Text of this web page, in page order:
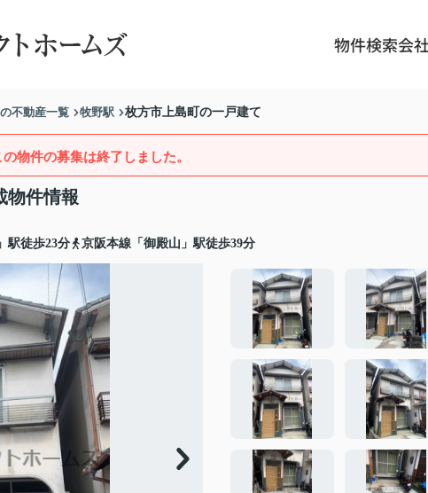
物件検索会
不動産一覧 牧野駅 枚方市上島町の一戸建て
の物件の募集は終了しました。
物件情報
駅徒歩23分 京阪本線「御殿山」駅徒歩39分